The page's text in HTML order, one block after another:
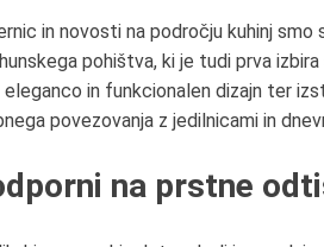
in novosti na področju kuhinj smo
pohištva, ki je tudi prva
in funkcionalen dizajn ter
povezovanja z jedilnicami in
na prstne